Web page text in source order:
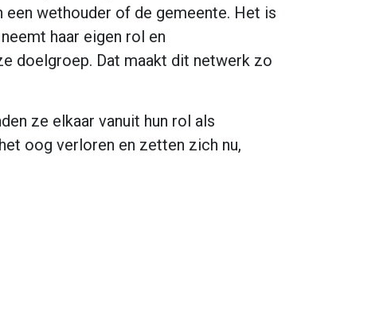
een wethouder of de gemeente. Het is
haar eigen rol en
doelgroep. Dat maakt dit netwerk zo
ze elkaar vanuit hun rol als
oog verloren en zetten zich nu,